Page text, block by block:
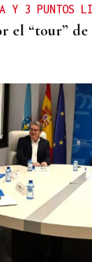
Y 3 PUNTOS
el “tour”